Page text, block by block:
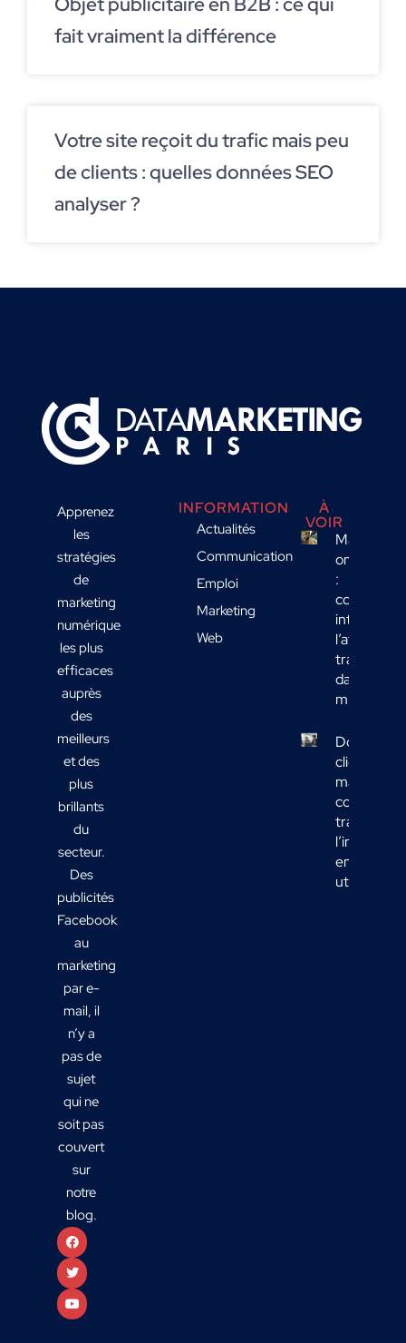
fait vraiment la différence
Votre site reçoit du trafic mais peu
de clients : quelles données SEO
analyser ?
Apprenez
les
stratégies
de
marketing
numérique
les plus
efficaces
auprès
des
meilleurs
et des
plus
brillants
du
secteur.
Des
publicités
Facebook
au
marketing
par e-
mail, il
n’y a
pas de
sujet
qui ne
soit pas
couvert
sur
notre
blog.
INFORMATION
Actualités
Communication
Emploi
Marketing
Web
À
VOIR
Marketing
omnicanal
:
comment
intégrer
l’affichage
transport
dans votre
mix média
Données
clients
marketing :
comment
en actions
utiles ?